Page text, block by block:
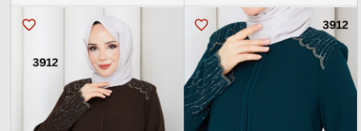
favorite_border
favorite_border